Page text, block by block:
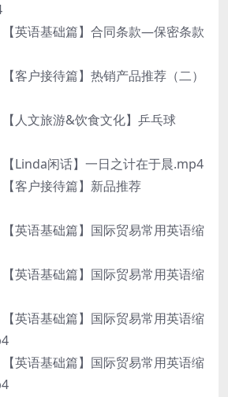
英语基础篇】合同条款—保密条款
客户接待篇】热销产品推荐（二）
人文旅游&饮食文化】乒乓球
Linda闲话】一日之计在于晨.mp4
客户接待篇】新品推荐
英语基础篇】国际贸易常用英语缩
英语基础篇】国际贸易常用英语缩
英语基础篇】国际贸易常用英语缩
英语基础篇】国际贸易常用英语缩